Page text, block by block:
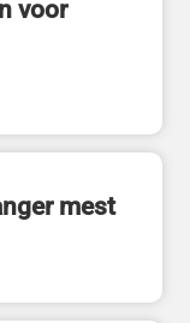
voor
mest